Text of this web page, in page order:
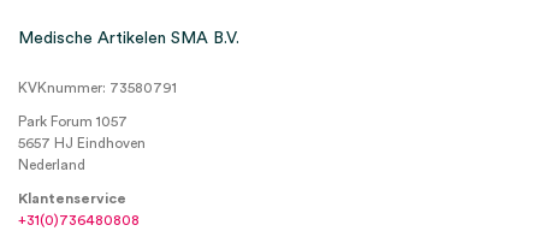
Medische Artikelen SMA B.V.
KVKnummer: 73580791
Park Forum 1057
5657 HJ Eindhoven
Nederland
Klantenservice
+31(0)736480808